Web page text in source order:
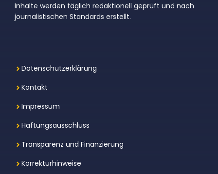
Inhalte werden täglich redaktionell geprüft und nach
journalistischen Standards erstellt.
Datenschutzerklärung
Kontakt
Impressum
Haftungsausschluss
Transparenz und Finanzierung
Korrekturhinweise